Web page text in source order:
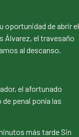
oportunidad de abrir el
Álvarez, el travesaño
al descanso.
el afortunado
penal ponía las
más tarde Sin